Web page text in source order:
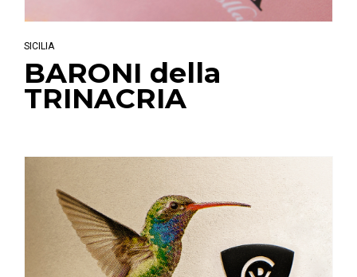
SICILIA
BARONI della
TRINACRIA